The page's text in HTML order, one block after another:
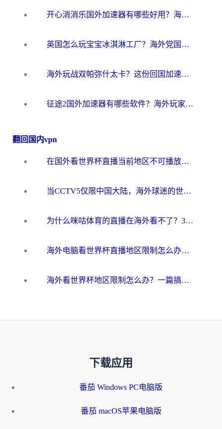
开心消消乐国外加速器有哪些好用？海外党亲测不踩坑指南（附塔瑞斯世界Online流畅技巧）
英国怎么玩宝宝冰淇淋工厂？海外党国服游戏加速避坑指南（附挪威装甲风暴解决方案）
海外玩战双帕弥什太卡？这份回国加速器终极指南帮你告别延迟（附打球球大作战古今江湖加速方案）
征途2国外加速器有哪些软件？海外玩家亲测实用指南（附非洲梦幻西游加速技巧）
翻回国内vpn
在国外看世界杯直播当前地区不可播放？海外党必看的回国加速全攻略
当CCTV5仅限中国大陆，海外球迷的世界杯狂欢如何继续？
为什么咪咕体育的直播在海外看不了？3步解决海外看世界杯+抖音地区限制难题
海外电脑看世界杯直播地区限制怎么办？你需要一个聪明的加速器
海外看世界杯地区限制怎么办？一篇搞定咪咕视频播放+国内资源无缝访问指南
下载应用
番茄 Windows PC电脑版
番茄 macOS苹果电脑版